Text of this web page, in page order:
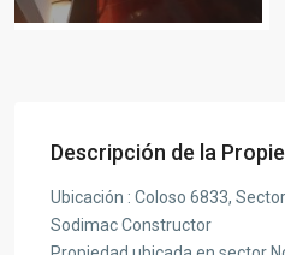
Descripción de la
Ubicación : Coloso 6833,
Sodimac Constructor